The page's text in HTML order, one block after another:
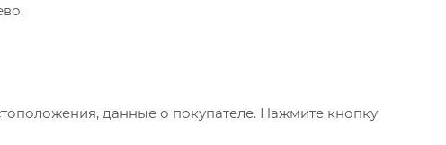
данные о покупателе. Нажмите кнопку